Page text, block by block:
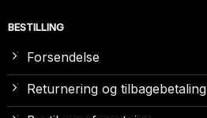
BESTILLING
Forsendelse
Returnering og tilbagebetaling